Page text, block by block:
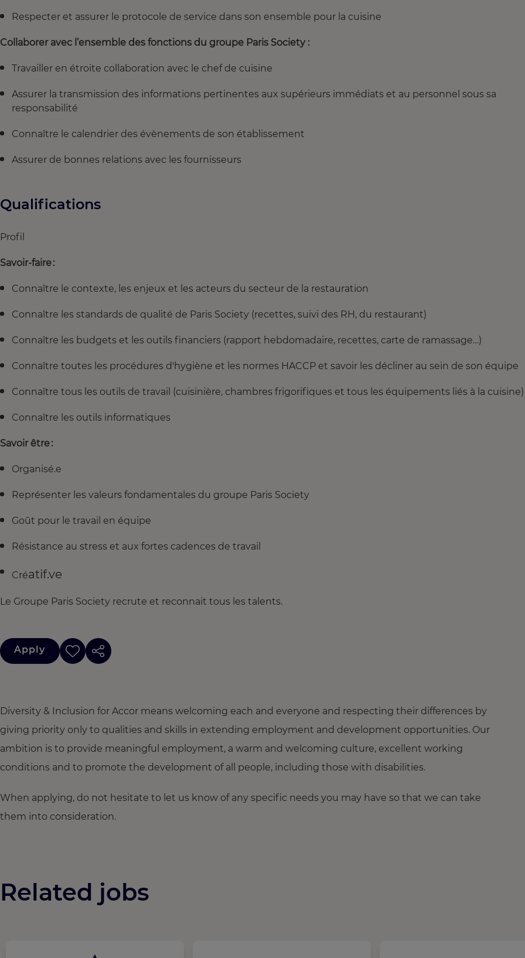
Respecter et assurer le protocole de service dans son ensemble pour la cuisine
Collaborer avec l’ensemble des fonctions du groupe Paris Society :
Travailler en étroite collaboration avec le chef de cuisine
Assurer la transmission des informations pertinentes aux supérieurs immédiats et au personnel sous sa
responsabilité
Connaître le calendrier des évènements de son établissement
Assurer de bonnes relations avec les fournisseurs
Qualifications
Profil
Savoir-faire :
Connaître le contexte, les enjeux et les acteurs du secteur de la restauration
Connaître les standards de qualité de Paris Society (recettes, suivi des RH, du restaurant)
Connaître les budgets et les outils financiers (rapport hebdomadaire, recettes, carte de ramassage…)
Connaître toutes les procédures d'hygiène et les normes HACCP et savoir les décliner au sein de son équipe
Connaître tous les outils de travail (cuisinière, chambres frigorifiques et tous les équipements liés à la cuisine)
Connaître les outils informatiques
Savoir être :
Organisé.e
Représenter les valeurs fondamentales du groupe Paris Society
Goût pour le travail en équipe
Résistance au stress et aux fortes cadences de travail
Créatif.ve
Le Groupe Paris Society recrute et reconnait tous les talents.
Apply
Diversity & Inclusion for Accor means welcoming each and everyone and respecting their differences by
giving priority only to qualities and skills in extending employment and development opportunities. Our
ambition is to provide meaningful employment, a warm and welcoming culture, excellent working
conditions and to promote the development of all people, including those with disabilities.
When applying, do not hesitate to let us know of any specific needs you may have so that we can take
them into consideration.
Related jobs